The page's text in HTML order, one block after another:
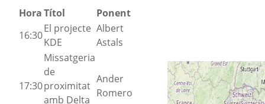
HoraTítol
Ponent
16:30
El projecte
KDE
Albert
Astals
17:30
Missatgeria
de
proximitat
amb Delta
Ander
Romero